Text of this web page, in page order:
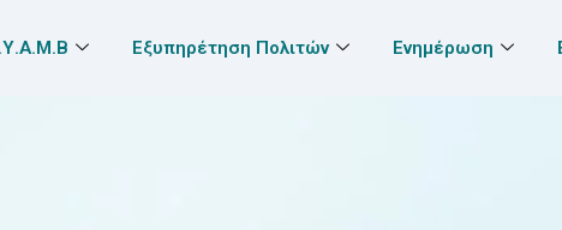
Εξυπηρέτηση Πολιτών Ενημέρωση